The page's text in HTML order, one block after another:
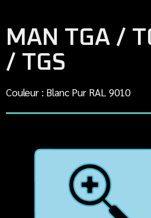
MAN TGA /
/ TGS
Couleur : Blanc Pur RAL 9010